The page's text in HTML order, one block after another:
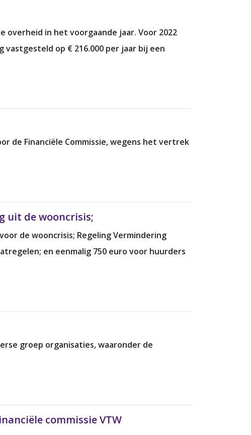
overheid in het voorgaande jaar. Voor 2022
op € 216.000 per jaar bij een
de Financiële Commissie, wegens het vertrek
uit de wooncrisis;
de wooncrisis; Regeling Vermindering
en eenmalig 750 euro voor huurders
groep organisaties, waaronder de
commissie VTW